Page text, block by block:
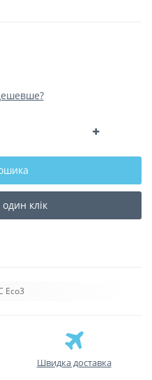
клік
Eco3
Швидка доставка